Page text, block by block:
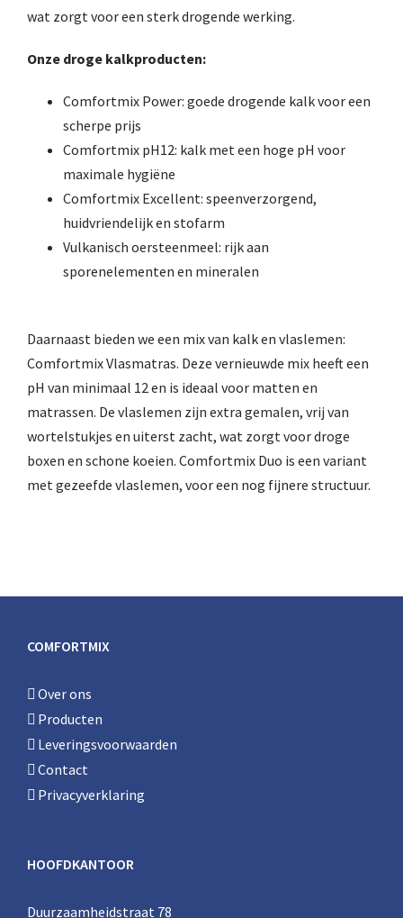
wat zorgt voor een sterk drogende werking.
Onze droge kalkproducten:
Comfortmix Power: goede drogende kalk voor een
scherpe prijs
Comfortmix pH12: kalk met een hoge pH voor
maximale hygiëne
Comfortmix Excellent: speenverzorgend,
huidvriendelijk en stofarm
Vulkanisch oersteenmeel: rijk aan
sporenelementen en mineralen
Daarnaast bieden we een mix van kalk en vlaslemen:
Comfortmix Vlasmatras. Deze vernieuwde mix heeft een
pH van minimaal 12 en is ideaal voor matten en
matrassen. De vlaslemen zijn extra gemalen, vrij van
wortelstukjes en uiterst zacht, wat zorgt voor droge
boxen en schone koeien. Comfortmix Duo is een variant
met gezeefde vlaslemen, voor een nog fijnere structuur.
COMFORTMIX
Over ons
Producten
Leveringsvoorwaarden
Contact
Privacyverklaring
HOOFDKANTOOR
Duurzaamheidstraat 78